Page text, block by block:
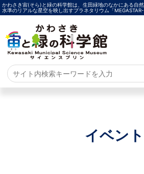
かわさき宙(そら)と緑の科学館は、生田緑地のなかにある自
水準のリアルな星空を映し出すプラネタリウム「
ホーム
イベント